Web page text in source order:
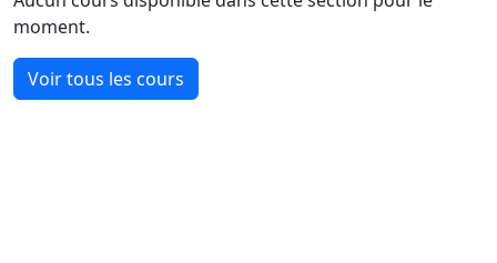
moment.
Voir tous les cours